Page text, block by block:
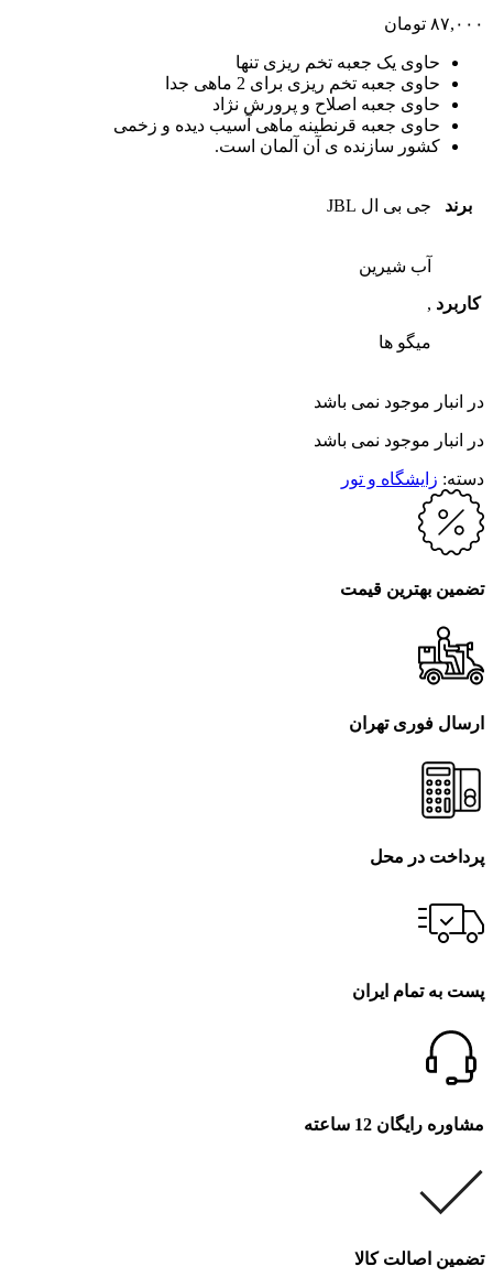
۸۷,۰۰۰ تومان
حاوی یک جعبه تخم ریزی تنها
حاوی جعبه تخم ریزی برای 2 ماهی جدا
حاوی جعبه اصلاح و پرورش نژاد
حاوی جعبه قرنطینه ماهی آسیب دیده و زخمی
کشور سازنده ی آن آلمان است.
برند جی بی ال JBL
کاربرد
آب شیرین
,
میگو ها
در انبار موجود نمی باشد
در انبار موجود نمی باشد
دسته: زایشگاه و تور
تضمین بهترین قیمت
ارسال فوری تهران
پرداخت در محل
پست به تمام ایران
مشاوره رایگان 12 ساعته
تضمین اصالت کالا